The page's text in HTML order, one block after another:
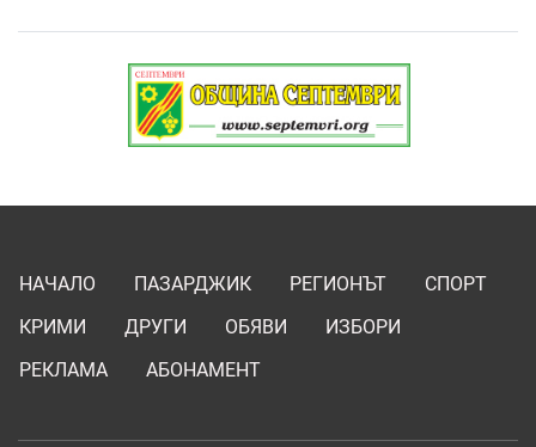
НАЧАЛО ПАЗАРДЖИК РЕГИОНЪТ
СПОРТ
КРИМИ
ДРУГИ ОБЯВИ
ИЗБОРИ
РЕКЛАМА
АБОНАМЕНТ